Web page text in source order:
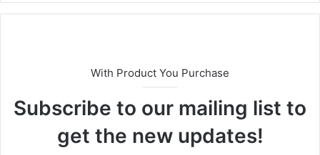
With Product You Purchase
Subscribe to our mailing list to
get the new updates!